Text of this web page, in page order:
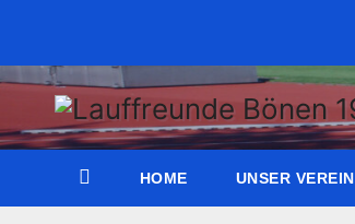
wechseln
HOME UNSER VEREIN